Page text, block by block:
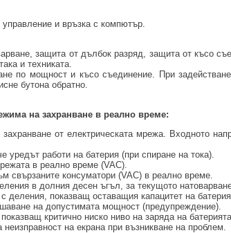
и връзка с компютър.
защита от дълбок разряд, защита от късо
и техниката.
по мощност и късо съединение. При
бутона обратно.
на захранване в реално време:
от електрическата мрежа. Входното
уредът работи на батерия (при спиране на тока).
в реално време (VAC).
свързаните консуматори (VAC) в реално време.
в долния десен ъгъл, за текущото
деления, показващ оставащия капацитет на
на допустимата мощност (предупреждение).
критично ниско ниво на заряда на
на екрана при възникване на проблем.